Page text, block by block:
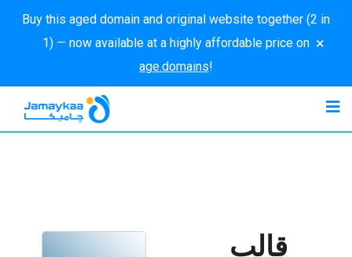
Buy this aged domain and original website together (2 in
1) — now available at a highly affordable price on
age.domains!
×
قالب